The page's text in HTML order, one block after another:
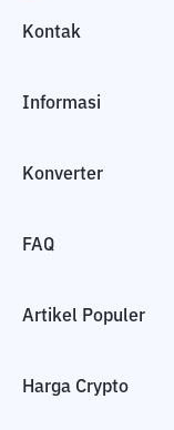
Kontak
Informasi
Konverter
FAQ
Artikel Populer
Harga Crypto